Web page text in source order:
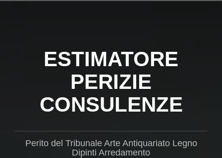
ESTIMATORE
PERIZIE
CONSULENZE
Perito del Tribunale Arte Antiquariato Legno
Dipinti Arredamento